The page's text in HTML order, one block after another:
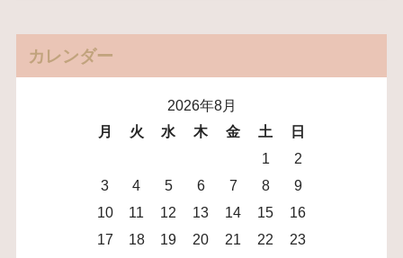
カレンダー
2026年8月
月
火 水 木 金 土
日
1
2
3
4 5 6 7 8
9
10
11 12 13 14 15
16
17
18 19 20 21 22
23